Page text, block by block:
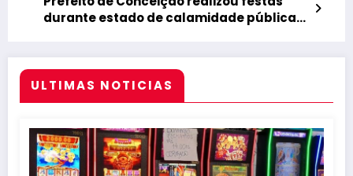
durante estado de calamidade pública
ULTIMAS NOTICIAS